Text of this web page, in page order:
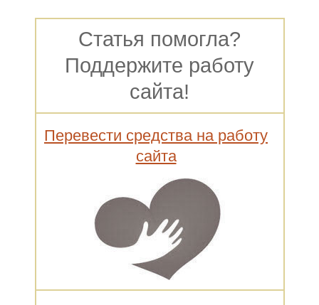
Статья помогла?
Поддержите работу
сайта!
Перевести средства на работу
сайта